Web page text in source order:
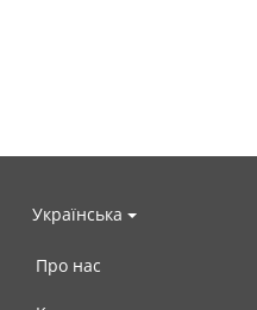
Українська
Про нас